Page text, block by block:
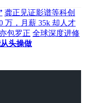
龚正见证影谱等科创
万，月薪 35k 却人才
包罗正 全球深度进修
头操做